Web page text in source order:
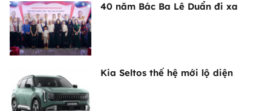
40 năm Bác Ba Lê Duẩn đi xa
Kia Seltos thế hệ mới lộ diện